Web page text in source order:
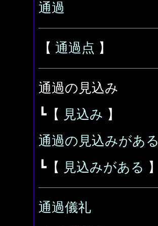
通過
【 通過点 】
通過の見込み
┗【 見込み 】
通過の見込みがある
┗【 見込みがある 】
通過儀礼